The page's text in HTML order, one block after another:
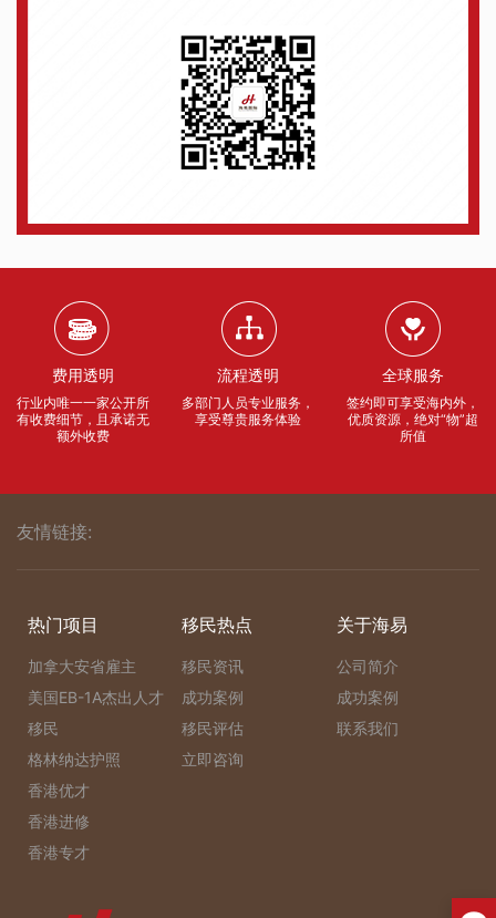
费用透明
行业内唯一一家公开所
有收费细节，且承诺无
额外收费
流程透明
多部门人员专业服务，
享受尊贵服务体验
全球服务
签约即可享受海内外，
优质资源，绝对“物”超
所值
友情链接:
热门项目
加拿大安省雇主
美国EB-1A杰出人才
移民
格林纳达护照
香港优才
香港进修
香港专才
移民热点
移民资讯
成功案例
移民评估
立即咨询
关于海易
公司简介
成功案例
联系我们